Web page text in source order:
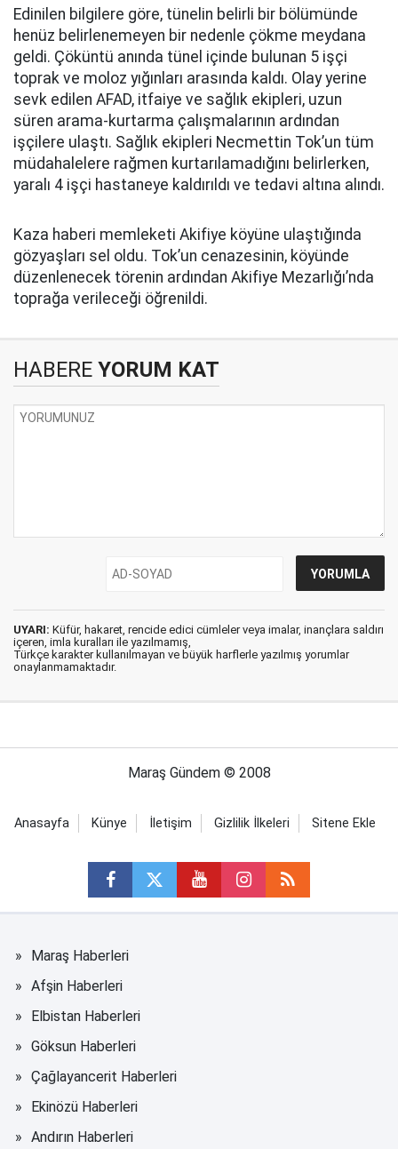
Edinilen bilgilere göre, tünelin belirli bir bölümünde
henüz belirlenemeyen bir nedenle çökme meydana
geldi. Çöküntü anında tünel içinde bulunan 5 işçi
toprak ve moloz yığınları arasında kaldı. Olay yerine
sevk edilen AFAD, itfaiye ve sağlık ekipleri, uzun
süren arama-kurtarma çalışmalarının ardından
işçilere ulaştı. Sağlık ekipleri Necmettin Tok’un tüm
müdahalelere rağmen kurtarılamadığını belirlerken,
yaralı 4 işçi hastaneye kaldırıldı ve tedavi altına alındı.
Kaza haberi memleketi Akifiye köyüne ulaştığında
gözyaşları sel oldu. Tok’un cenazesinin, köyünde
düzenlenecek törenin ardından Akifiye Mezarlığı’nda
toprağa verileceği öğrenildi.
HABERE YORUM KAT
UYARI: Küfür, hakaret, rencide edici cümleler veya imalar, inançlara saldırı
içeren, imla kuralları ile yazılmamış,
Türkçe karakter kullanılmayan ve büyük harflerle yazılmış yorumlar
onaylanmamaktadır.
Maraş Gündem © 2008
Anasayfa Künye İletişim Gizlilik İlkeleri Sitene Ekle
Maraş Haberleri
Afşin Haberleri
Elbistan Haberleri
Göksun Haberleri
Çağlayancerit Haberleri
Ekinözü Haberleri
Andırın Haberleri